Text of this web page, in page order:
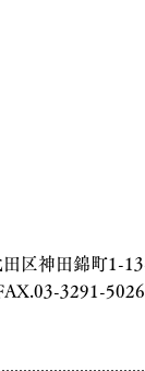
区神田錦町1-
03-3291-5026